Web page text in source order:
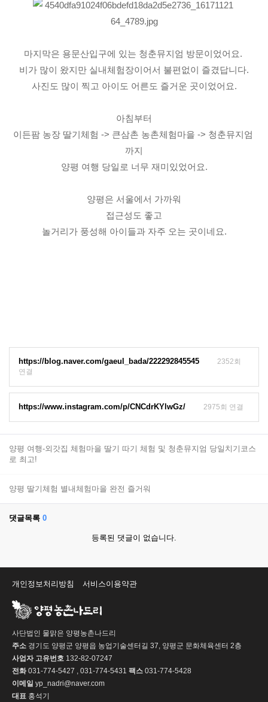
마지막은 용문산입구에 있는 청춘뮤지엄 방문이었어요.
비가 많이 왔지만 실내체험장이어서 불편없이 즐겼답니다.
사진도 많이 찍고 아이도 어른도 즐거운 곳이었어요.
아침부터
이든팜 농장 딸기체험 -> 큰삼촌 농촌체험마을 -> 청춘뮤지엄
까지
양평 여행 당일로 너무 재미있었어요.
양평은 서울에서 가까워
접근성도 좋고
놀거리가 풍성해 아이들과 자주 오는 곳이네요.
https://blog.naver.com/gaeul_bada/222292845545
2352회
연결
https://www.instagram.com/p/CNCdrKYlwGz/ 2975회 연결
양평 여행-외갓집 체험마을 딸기 따기 체험 및 청춘뮤지엄 당일치기코스
로 최고!
양평 딸기체험 별내체험마을 완전 즐거워
댓글목록 0
등록된 댓글이 없습니다.
개인정보처리방침 서비스이용약관
사단법인 물맑은 양평농촌나드리
주소 경기도 양평군 양평읍 농업기술센터길 37, 양평군 문화체육센터 2층
사업자 고유번호 132-82-07247
전화031-774-5427 , 031-774-5431 팩스 031-774-5428
이메일 yp_nadri@naver.com
대표 홍석기